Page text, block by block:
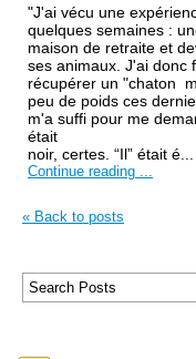
"J'ai vécu une
quelques semaines :
maison de retraite et
ses animaux. J'ai donc
récupérer un "chaton
peu de poids ces
m'a suffi pour me
était
noir, certes. “Il” était é...
Continue reading ...
« Back to posts